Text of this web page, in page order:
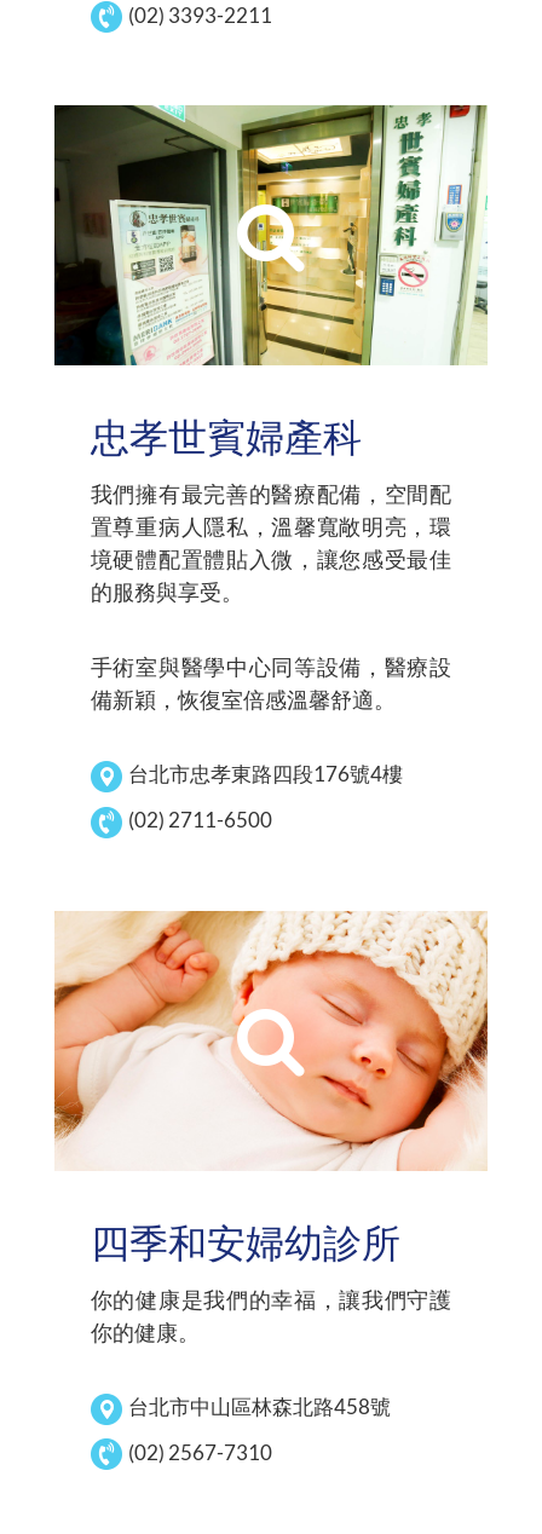
(02) 3393-2211
忠孝世賓婦產科
我們擁有最完善的醫療配備，空間配
置尊重病人隱私，溫馨寬敞明亮，環
境硬體配置體貼入微，讓您感受最佳
的服務與享受。
手術室與醫學中心同等設備，醫療設
備新穎，恢復室倍感溫馨舒適。
台北市忠孝東路四段176號4樓
(02) 2711-6500
四季和安婦幼診所
你的健康是我們的幸福，讓我們守護
你的健康。
台北市中山區林森北路458號
(02) 2567-7310